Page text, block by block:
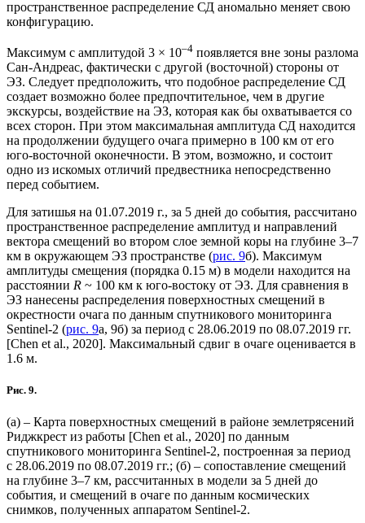
пространственное распределение СД аномально меняет свою
конфигурацию.
Максимум с амплитудой 3 × 10–4 появляется вне зоны разлома
Сан-Андреас, фактически с другой (восточной) стороны от
ЭЗ. Следует предположить, что подобное распределение СД
создает возможно более предпочтительное, чем в другие
экскурсы, воздействие на ЭЗ, которая как бы охватывается со
всех сторон. При этом максимальная амплитуда СД находится
на продолжении будущего очага примерно в 100 км от его
юго-восточной оконечности. В этом, возможно, и состоит
одно из искомых отличий предвестника непосредственно
перед событием.
Для затишья на 01.07.2019 г., за 5 дней до события, рассчитано
пространственное распределение амплитуд и направлений
вектора смещений во втором слое земной коры на глубине 3–7
км в окружающем ЭЗ пространстве (рис. 9б). Максимум
амплитуды смещения (порядка 0.15 м) в модели находится на
расстоянии R ~ 100 км к юго-востоку от ЭЗ. Для сравнения в
ЭЗ нанесены распределения поверхностных смещений в
окрестности очага по данным спутникового мониторинга
Sentinel-2 (рис. 9а, 9б) за период с 28.06.2019 по 08.07.2019 гг.
[Chen et al., 2020]. Максимальный сдвиг в очаге оценивается в
1.6 м.
Рис. 9.
(а) – Карта поверхностных смещений в районе землетрясений
Риджкрест из работы [Chen et al., 2020] по данным
спутникового мониторинга Sentinel-2, построенная за период
с 28.06.2019 по 08.07.2019 гг.; (б) – сопоставление смещений
на глубине 3–7 км, рассчитанных в модели за 5 дней до
события, и смещений в очаге по данным космических
снимков, полученных аппаратом Sentinel-2.